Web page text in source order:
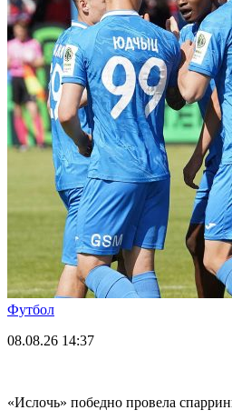
Футбол
08.08.26 14:37
«Ислочь» победно провела